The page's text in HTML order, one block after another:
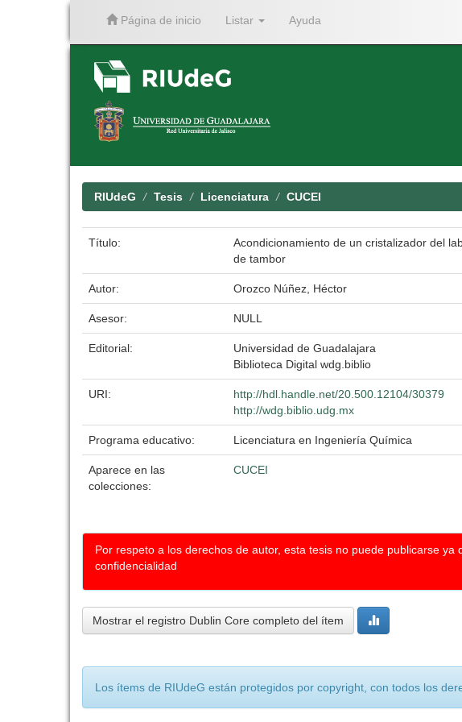
Página de inicio Listar Ayuda
RIUdeG Tesis Licenciatura CUCEI
Título:
Acondicionamiento de un cristalizador del
de tambor
Autor: Orozco Núñez, Héctor
Asesor: NULL
Editorial:
Universidad de Guadalajara
Biblioteca Digital wdg.biblio
URI:
http://hdl.handle.net/20.500.12104/30379
http://wdg.biblio.udg.mx
Programa educativo: Licenciatura en Ingeniería Química
Aparece en las
colecciones:
CUCEI
Por respeto a los derechos de autor, esta tesis no puede publicarse
confidencialidad
Mostrar el registro Dublin Core completo del ítem
Los ítems de RIUdeG están protegidos por copyright, con todos los